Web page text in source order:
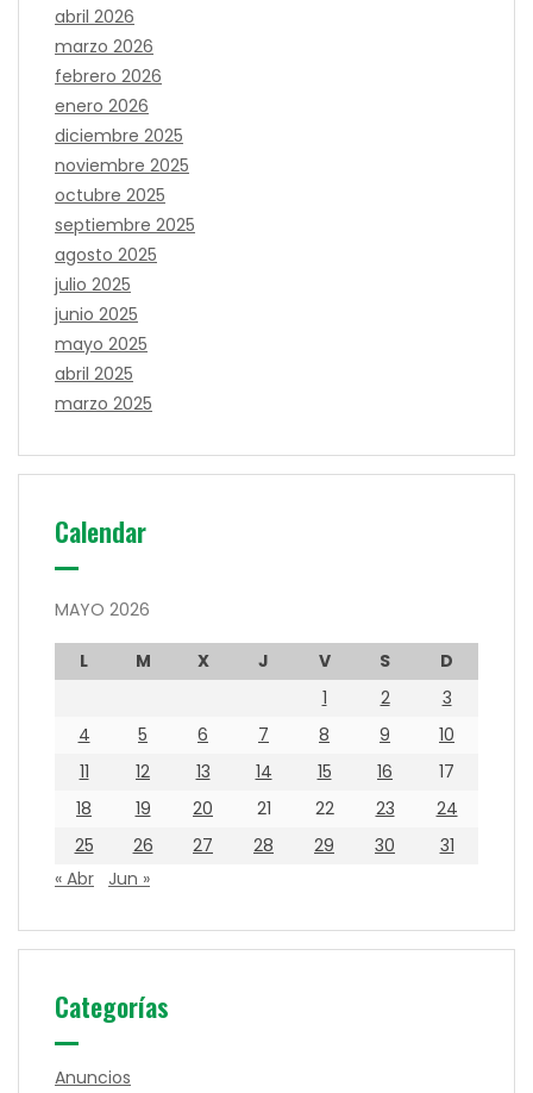
abril 2026
marzo 2026
febrero 2026
enero 2026
diciembre 2025
noviembre 2025
octubre 2025
septiembre 2025
agosto 2025
julio 2025
junio 2025
mayo 2025
abril 2025
marzo 2025
Calendar
MAYO 2026
L M X J V S
D
1
2
3
4
5 6 7 8 9
10
11
12 13 14 15 16
17
18
19 20 21 22 23
24
25
26 27 28 29 30
31
« Abr
Jun »
Categorías
Anuncios